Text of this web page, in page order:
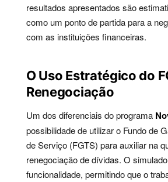
resultados apresentados são
como um ponto de partida para a
com as instituições financeiras.
O Uso Estratégico do
Renegociação
Um dos diferenciais do programa
possibilidade de utilizar o Fundo de
de Serviço (FGTS) para auxiliar na
renegociação de dívidas. O
funcionalidade, permitindo que o